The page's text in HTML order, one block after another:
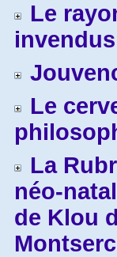
Le
invendus
Le
La
néo-
de Klou